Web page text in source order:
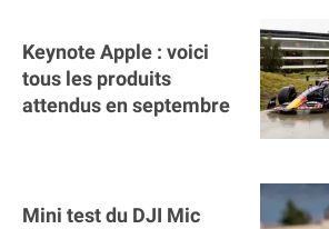
Keynote Apple : voici
tous les produits
attendus en septembre
Mini test du DJI Mic